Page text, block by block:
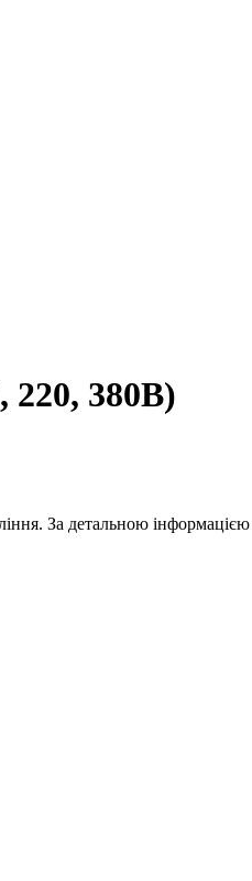
220, 380В)
За детальною